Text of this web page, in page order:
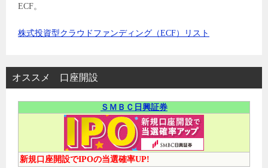
ECF。
株式投資型クラウドファンディング（ECF）リスト
オススメ 口座開設
ＳＭＢＣ日興証券
新規口座開設でIPOの当選確率UP!